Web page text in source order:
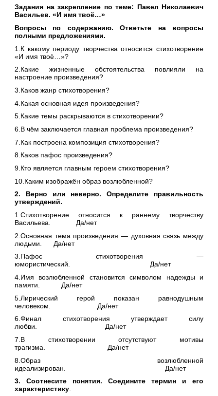
Задания на закрепление по теме: Павел Николаевич
Васильев. «И имя твоё…»
Вопросы по содержанию. Ответьте на вопросы
полными предложениями.
1.К какому периоду творчества относится стихотворение
«И имя твоё…»?
2.Какие жизненные обстоятельства повлияли на
настроение произведения?
3.Каков жанр стихотворения?
4.Какая основная идея произведения?
5.Какие темы раскрываются в стихотворении?
6.В чём заключается главная проблема произведения?
7.Как построена композиция стихотворения?
8.Каков пафос произведения?
9.Кто является главным героем стихотворения?
10.Каким изображён образ возлюбленной?
2. Верно или неверно. Определите правильность
утверждений.
1.Стихотворение относится к раннему творчеству
Васильева. Да/нет
2.Основная тема произведения — духовная связь между
людьми. Да/нет
3.Пафос стихотворения —
юмористический. Да/нет
4.Имя возлюбленной становится символом надежды и
памяти. Да/нет
5.Лирический герой показан равнодушным
человеком. Да/нет
6.Финал стихотворения утверждает силу
любви. Да/нет
7.В стихотворении отсутствуют мотивы
трагизма. Да/нет
8.Образ возлюбленной
идеализирован. Да/нет
3. Соотнесите понятия. Соедините термин и его
характеристику.